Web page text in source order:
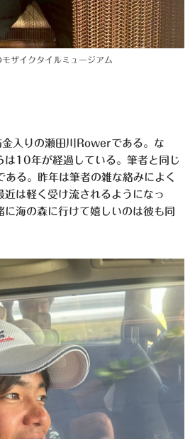
モザイクタイルミュージアム
入りの瀬田川Rowerである。な
は10年が経過している。筆者と同じ
る。昨年は筆者の雑な絡みによく
近は軽く受け流されるようになっ
に海の森に行けて嬉しいのは彼も同